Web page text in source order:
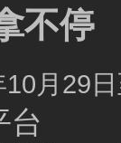
不停
10月29
台